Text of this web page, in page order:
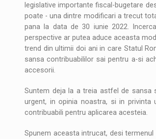
legislative importante fiscal-bugetare
poate - una dintre modificari a trecut
pana la data de 30 iunie 2022.
perspective ar putea aduce aceasta
trend din ultimii doi ani in care Statul
sansa contribuabililor sai pentru a-si
accesorii.
Suntem deja la a treia astfel de sansa
urgent, in opinia noastra, si in
contribuabili pentru aplicarea acesteia.
Spunem aceasta intrucat, desi